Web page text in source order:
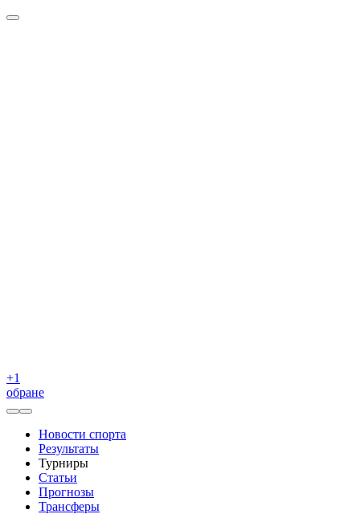
+1
обране
Новости спорта
Результаты
Турниры
Статьи
Прогнозы
Трансферы